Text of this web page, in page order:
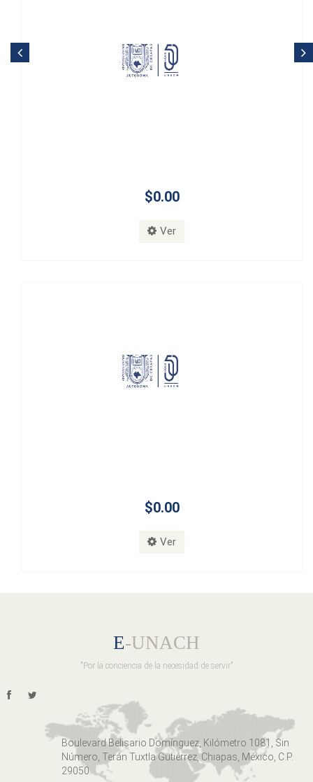
$0.00
Ver
$0.00
Ver
E-UNACH
"Por la conciencia de la necesidad de servir"
Boulevard Belisario Domínguez, Kilómetro 1081, Sin
Número, Terán Tuxtla Gutiérrez, Chiapas, México, C.P.
29050.